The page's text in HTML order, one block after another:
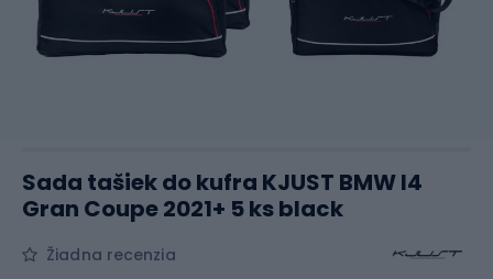
Sada tašiek do kufra KJUST BMW I4
Gran Coupe 2021+ 5 ks black
Žiadna recenzia